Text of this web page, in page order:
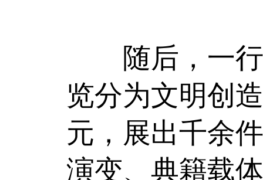
随后，一行
览分为文明创
元，展出千余
演变、典籍载